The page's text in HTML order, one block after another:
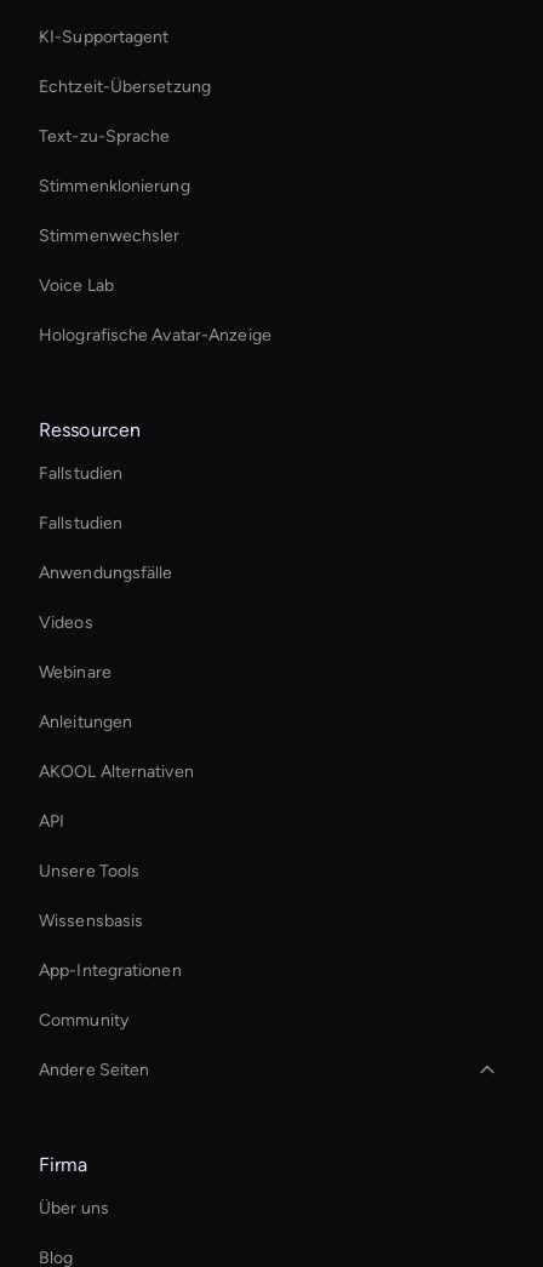
KI-Supportagent
Echtzeit-Übersetzung
Text-zu-Sprache
Stimmenklonierung
Stimmenwechsler
Voice Lab
Holografische Avatar-Anzeige
Ressourcen
Fallstudien
Fallstudien
Anwendungsfälle
Videos
Webinare
Anleitungen
AKOOL Alternativen
API
Unsere Tools
Wissensbasis
App-Integrationen
Community
Andere Seiten
Live Streaming Avatar
Interactive Digital Assistant
Firma
Über uns
Blog